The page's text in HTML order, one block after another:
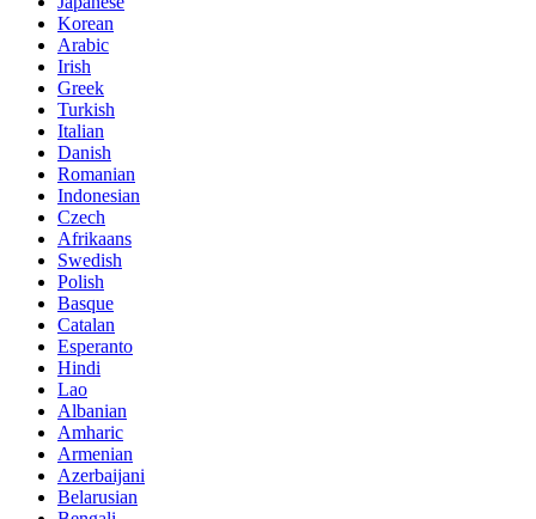
Korean
Arabic
Irish
Greek
Turkish
Italian
Danish
Romanian
Indonesian
Czech
Afrikaans
Swedish
Polish
Basque
Catalan
Esperanto
Hindi
Lao
Albanian
Amharic
Armenian
Azerbaijani
Belarusian